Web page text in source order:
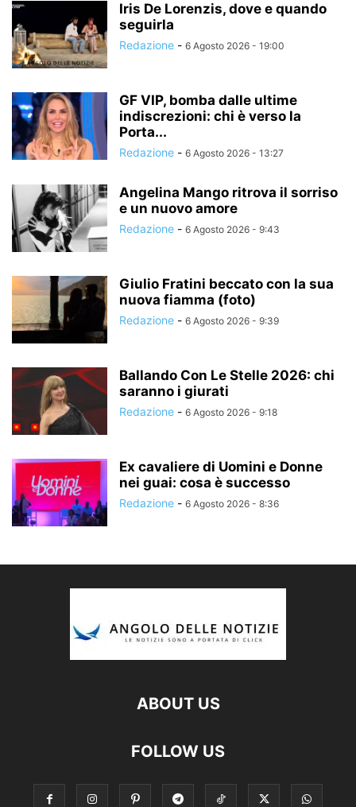
Iris De Lorenzis, dove e quando
seguirla
Redazione - 6 Agosto 2026 - 19:00
GF VIP, bomba dalle ultime
indiscrezioni: chi è verso la
Porta...
Redazione - 6 Agosto 2026 - 13:27
Angelina Mango ritrova il sorriso
e un nuovo amore
Redazione - 6 Agosto 2026 - 9:43
Giulio Fratini beccato con la sua
nuova fiamma (foto)
Redazione - 6 Agosto 2026 - 9:39
Ballando Con Le Stelle 2026: chi
saranno i giurati
Redazione - 6 Agosto 2026 - 9:18
Ex cavaliere di Uomini e Donne
nei guai: cosa è successo
Redazione - 6 Agosto 2026 - 8:36
ABOUT US
FOLLOW US